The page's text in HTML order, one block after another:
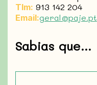
Tlm: 913 142 204
Email:geral@paje.pt
Sabias que...